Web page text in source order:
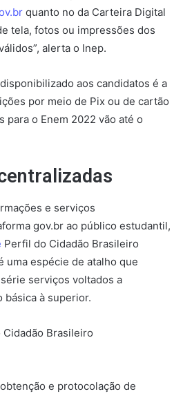
quanto no da Carteira Digital
tela, fotos ou impressões dos
alerta o Inep.
aos candidatos é a
por meio de Pix ou de cartão
o Enem 2022 vão até o
e serviços
gov.br ao público estudantil,
Perfil do Cidadão Brasileiro
uma espécie de atalho que
serviços voltados a
básica à superior.
Brasileiro
e protocolação de